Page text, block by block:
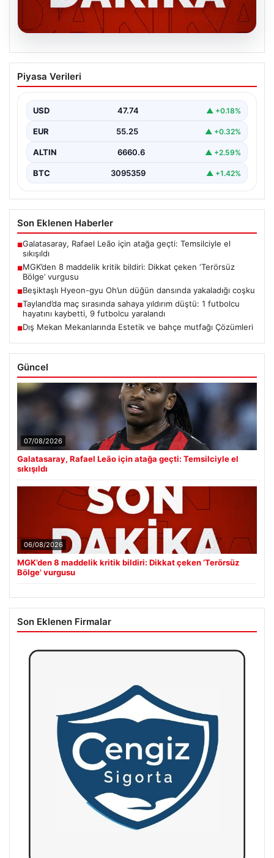
06.08.2026
MGK’den 8 maddelik kritik bildiri: Dikkat
çeken ‘Terörsüz Bölge’ vurgusu
Piyasa Verileri
USD 47.74 ▲ +0.18%
EUR 55.25 ▲ +0.32%
ALTIN 6660.6 ▲ +2.59%
BTC 3095359 ▲ +1.42%
Son Eklenen Haberler
■Galatasaray, Rafael Leão için atağa geçti: Temsilciyle el
sıkışıldı
■MGK’den 8 maddelik kritik bildiri: Dikkat çeken ‘Terörsüz
Bölge’ vurgusu
■Beşiktaşlı Hyeon-gyu Oh’un düğün dansında yakaladığı coşku
■Tayland’da maç sırasında sahaya yıldırım düştü: 1 futbolcu
hayatını kaybetti, 9 futbolcu yaralandı
■Dış Mekan Mekanlarında Estetik ve bahçe mutfağı Çözümleri
Güncel
07/08/2026
Galatasaray, Rafael Leão için atağa geçti: Temsilciyle el
sıkışıldı
06/08/2026
MGK’den 8 maddelik kritik bildiri: Dikkat çeken ‘Terörsüz
Bölge’ vurgusu
Son Eklenen Firmalar